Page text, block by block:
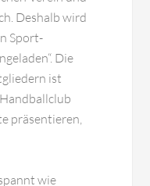
Deshalb wird
Sport-
Die
ist
präsentieren,
wie